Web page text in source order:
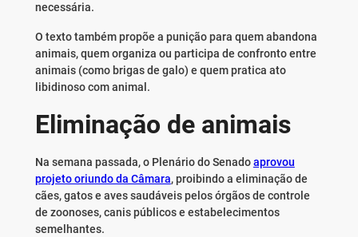
necessária.
O texto também propõe a punição para quem abandona
animais, quem organiza ou participa de confronto entre
animais (como brigas de galo) e quem pratica ato
libidinoso com animal.
Eliminação de animais
Na semana passada, o Plenário do Senadoaprovou
projeto oriundo da Câmara, proibindo a eliminação de
cães, gatos e aves saudáveis pelos órgãos de controle
de zoonoses, canis públicos e estabelecimentos
semelhantes.